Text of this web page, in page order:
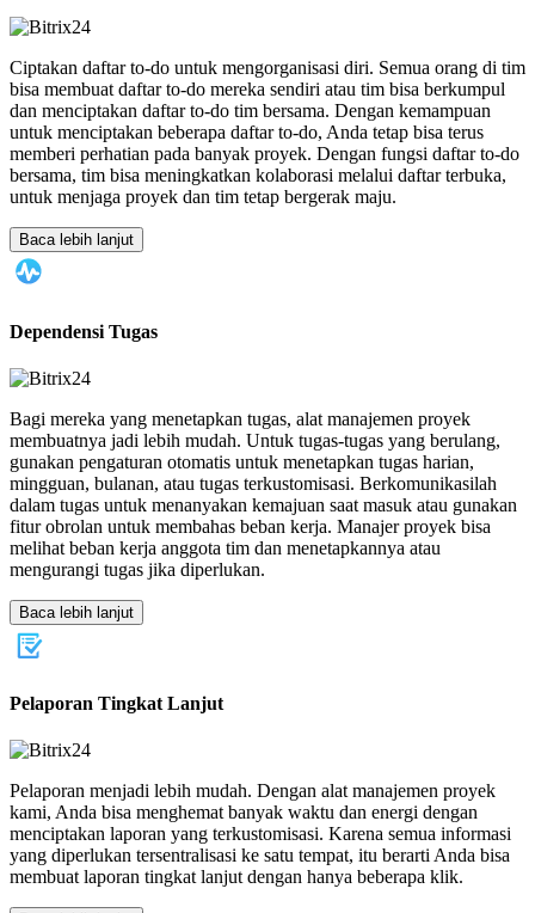
Ciptakan daftar to-do untuk mengorganisasi diri. Semua orang di tim
bisa membuat daftar to-do mereka sendiri atau tim bisa berkumpul
dan menciptakan daftar to-do tim bersama. Dengan kemampuan
untuk menciptakan beberapa daftar to-do, Anda tetap bisa terus
memberi perhatian pada banyak proyek. Dengan fungsi daftar to-do
bersama, tim bisa meningkatkan kolaborasi melalui daftar terbuka,
untuk menjaga proyek dan tim tetap bergerak maju.
Baca lebih lanjut
Dependensi Tugas
Bagi mereka yang menetapkan tugas, alat manajemen proyek
membuatnya jadi lebih mudah. Untuk tugas-tugas yang berulang,
gunakan pengaturan otomatis untuk menetapkan tugas harian,
mingguan, bulanan, atau tugas terkustomisasi. Berkomunikasilah
dalam tugas untuk menanyakan kemajuan saat masuk atau gunakan
fitur obrolan untuk membahas beban kerja. Manajer proyek bisa
melihat beban kerja anggota tim dan menetapkannya atau
mengurangi tugas jika diperlukan.
Baca lebih lanjut
Pelaporan Tingkat Lanjut
Pelaporan menjadi lebih mudah. Dengan alat manajemen proyek
kami, Anda bisa menghemat banyak waktu dan energi dengan
menciptakan laporan yang terkustomisasi. Karena semua informasi
yang diperlukan tersentralisasi ke satu tempat, itu berarti Anda bisa
membuat laporan tingkat lanjut dengan hanya beberapa klik.